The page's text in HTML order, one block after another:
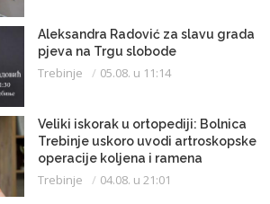
Aleksandra Radović za slavu grada
pjeva na Trgu slobode
Trebinje 05.08. u 11:14
Veliki iskorak u ortopediji: Bolnica
Trebinje uskoro uvodi artroskopske
operacije koljena i ramena
Trebinje 04.08. u 21:01